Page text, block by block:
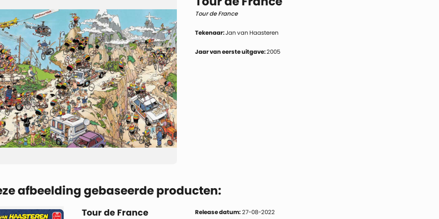
Tour de France
Tekenaar:Jan van Haasteren
Jaar van eerste uitgave:2005
afbeelding gebaseerde producten:
Tour de France Release datum: 27-08-2022